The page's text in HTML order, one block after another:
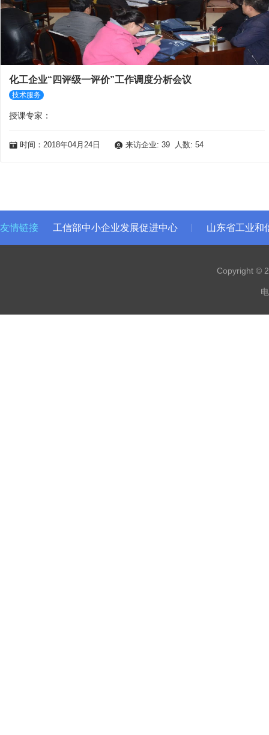
化工企业“四评级一评价”工作调度分析会议
技术服务
授课专家：
时间：2018年04月24日 来访企业: 39 人数: 54
友情链接 工信部中小企业发展促进中心 山东省工业和
Copyright ©